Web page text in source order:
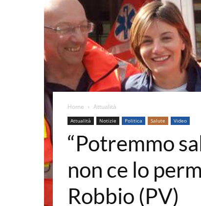
Home Attualità
Attualità Notizie Politica Salute Video
“Potremmo
non ce lo
Robbio (PV)